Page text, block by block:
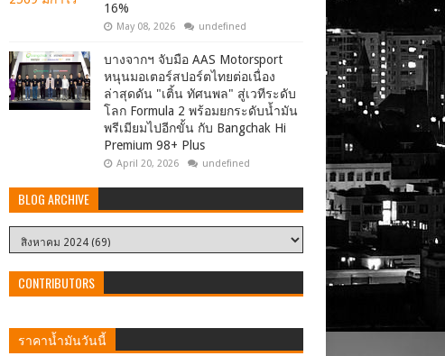
16%
May 08, 2026 undefined
บางจากฯ จับมือ AAS Motorsport
หนุนมอเตอร์สปอร์ตไทยต่อเนื่อง
ล่าสุดดัน "เติ้น ทัศนพล" สู่เวทีระดับ
โลก Formula 2 พร้อมยกระดับน้ำมัน
พรีเมียมไปอีกขั้น กับ Bangchak Hi
Premium 98+ Plus
April 20, 2026 undefined
BLOG ARCHIVE
CONTRIBUTORS
ราคาน้ำมันวันนี้